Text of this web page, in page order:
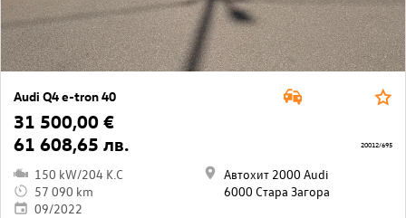
Audi Q4 e-tron 40
31 500,00 €
61 608,65 лв.
150 kW/204 K.C
57 090 km
09/2022
Автохит 2000 Audi
6000 Стара Загора
20012/695